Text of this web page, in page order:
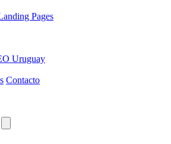
Pages
Uruguay
Contacto